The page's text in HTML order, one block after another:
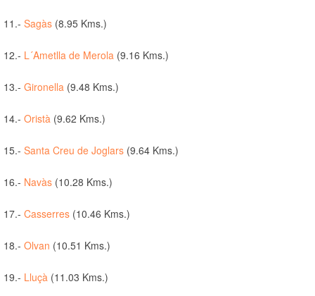
11.- Sagàs (8.95 Kms.)
12.- L´Ametlla de Merola (9.16 Kms.)
13.- Gironella (9.48 Kms.)
14.- Oristà (9.62 Kms.)
15.- Santa Creu de Joglars (9.64 Kms.)
16.- Navàs (10.28 Kms.)
17.- Casserres (10.46 Kms.)
18.- Olvan (10.51 Kms.)
19.- Lluçà (11.03 Kms.)